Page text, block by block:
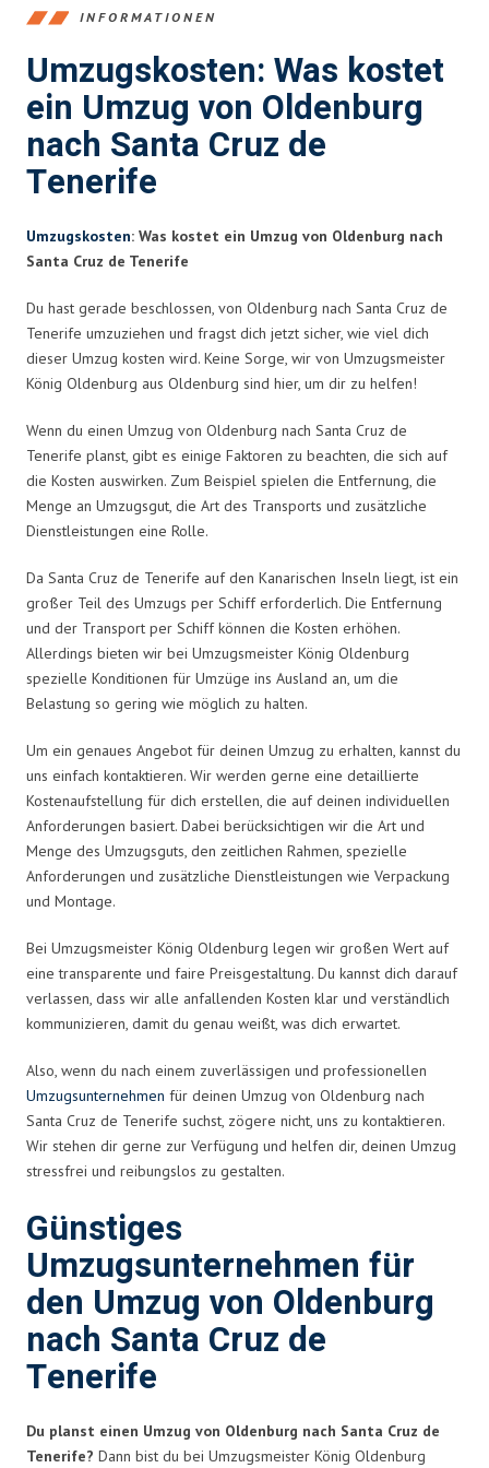
INFORMATIONEN
Umzugskosten: Was kostet
ein Umzug von Oldenburg
nach Santa Cruz de
Tenerife
Umzugskosten: Was kostet ein Umzug von Oldenburg nach
Santa Cruz de Tenerife
Du hast gerade beschlossen, von Oldenburg nach Santa Cruz de
Tenerife umzuziehen und fragst dich jetzt sicher, wie viel dich
dieser Umzug kosten wird. Keine Sorge, wir von Umzugsmeister
König Oldenburg aus Oldenburg sind hier, um dir zu helfen!
Wenn du einen Umzug von Oldenburg nach Santa Cruz de
Tenerife planst, gibt es einige Faktoren zu beachten, die sich auf
die Kosten auswirken. Zum Beispiel spielen die Entfernung, die
Menge an Umzugsgut, die Art des Transports und zusätzliche
Dienstleistungen eine Rolle.
Da Santa Cruz de Tenerife auf den Kanarischen Inseln liegt, ist ein
großer Teil des Umzugs per Schiff erforderlich. Die Entfernung
und der Transport per Schiff können die Kosten erhöhen.
Allerdings bieten wir bei Umzugsmeister König Oldenburg
spezielle Konditionen für Umzüge ins Ausland an, um die
Belastung so gering wie möglich zu halten.
Um ein genaues Angebot für deinen Umzug zu erhalten, kannst du
uns einfach kontaktieren. Wir werden gerne eine detaillierte
Kostenaufstellung für dich erstellen, die auf deinen individuellen
Anforderungen basiert. Dabei berücksichtigen wir die Art und
Menge des Umzugsguts, den zeitlichen Rahmen, spezielle
Anforderungen und zusätzliche Dienstleistungen wie Verpackung
und Montage.
Bei Umzugsmeister König Oldenburg legen wir großen Wert auf
eine transparente und faire Preisgestaltung. Du kannst dich darauf
verlassen, dass wir alle anfallenden Kosten klar und verständlich
kommunizieren, damit du genau weißt, was dich erwartet.
Also, wenn du nach einem zuverlässigen und professionellen
Umzugsunternehmen für deinen Umzug von Oldenburg nach
Santa Cruz de Tenerife suchst, zögere nicht, uns zu kontaktieren.
Wir stehen dir gerne zur Verfügung und helfen dir, deinen Umzug
stressfrei und reibungslos zu gestalten.
Günstiges
Umzugsunternehmen für
den Umzug von Oldenburg
nach Santa Cruz de
Tenerife
Du planst einen Umzug von Oldenburg nach Santa Cruz de
Tenerife? Dann bist du bei Umzugsmeister König Oldenburg